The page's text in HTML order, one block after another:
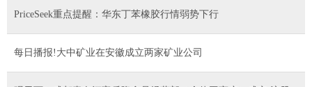
PriceSeek重点提醒：华东丁苯橡胶行情弱势下行
每日播报!大中矿业在安徽成立两家矿业公司